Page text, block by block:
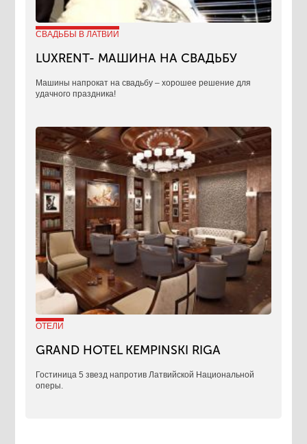
СВАДЬБЫ В ЛАТВИИ
LUXRENT- МАШИНА НА СВАДЬБУ
​Машины напрокат на свадьбу – хорошее решение для
удачного праздника!
ОТЕЛИ
GRAND HOTEL KEMPINSKI RIGA
Гостиница 5 звезд напротив Латвийской Национальной
оперы.